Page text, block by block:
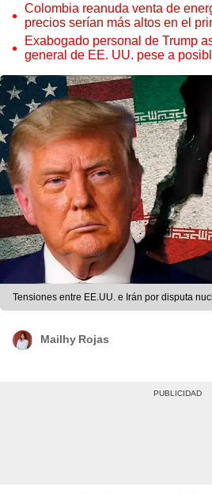
Colombia reanuda venta de
precios serían más altos en el
según Cenace
Exabogado personal de Trump
general de EE. UU. pese a
Tensiones entre EE.UU. e Irán por disputa
Mailhy Rojas